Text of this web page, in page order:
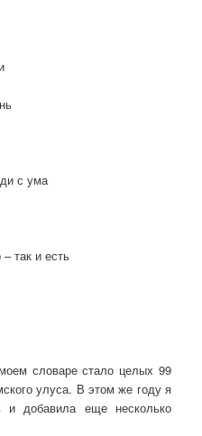
с ума
так и есть
словаре стало целых 99
улуса. В этом же году я
и добавила еще несколько